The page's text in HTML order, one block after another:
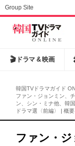
Group Site
🎬 ドラマ & 映画
韓国TVドラマガイド
ファン・ジョンミン、
ン、シン・ミナ他、韓
ドラマ選〈前編〉 | 概要
ファン・